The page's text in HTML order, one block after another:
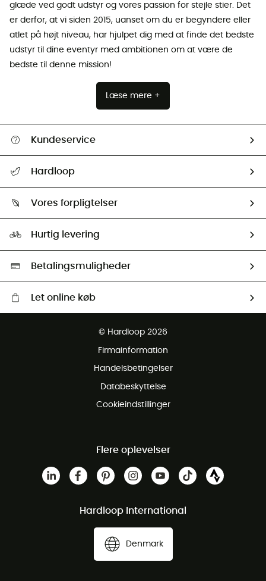
glæde ved godt udstyr og vores passion for stejle stier. Det
er derfor, at vi siden 2015, uanset om du er begyndere eller
atlet på højt niveau, har hjulpet dig med at finde det bedste
udstyr til dine eventyr med ambitionen om at være de
bedste til denne mission!
Læse mere +
Kundeservice
Returnering & Tilbagebetaling
Hardloop
Our ambassadors
Vores forpligtelser
HardGreen Udvalg
Hurtig levering
Betalingsmuligheder
Let online køb
© Hardloop 2026
Firmainformation
Handelsbetingelser
Databeskyttelse
Cookieindstillinger
Flere oplevelser
Hardloop International
Denmark